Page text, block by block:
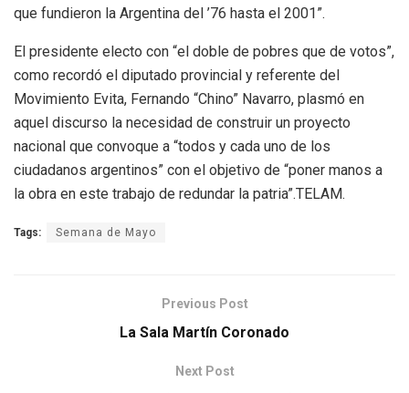
que fundieron la Argentina del ’76 hasta el 2001”.
El presidente electo con “el doble de pobres que de votos”,
como recordó el diputado provincial y referente del
Movimiento Evita, Fernando “Chino” Navarro, plasmó en
aquel discurso la necesidad de construir un proyecto
nacional que convoque a “todos y cada uno de los
ciudadanos argentinos” con el objetivo de “poner manos a
la obra en este trabajo de redundar la patria”.TELAM.
Tags: Semana de Mayo
Previous Post
La Sala Martín Coronado
Next Post